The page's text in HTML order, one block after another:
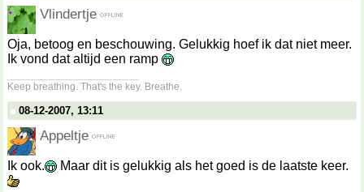
Vlindertje
Oja, betoog en beschouwing. Gelukkig hoef ik dat niet meer.
Ik vond dat altijd een ramp
Keep breathing. That's the key. Breathe.
08-12-2007, 13:11
Appeltje
Ik ook. Maar dit is gelukkig als het goed is de laatste keer.